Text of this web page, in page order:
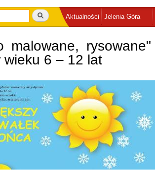
Szukaj
Aktualności Jelenia Góra
malowane,
wieku 6 – 12 lat